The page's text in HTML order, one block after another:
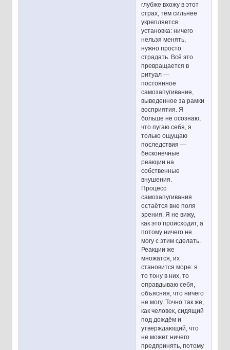
глубже вхожу в этот
страх, тем сильнее
укрепляется
установка: ничего
нельзя менять,
нужно просто
страдать. Всё это
превращается в
ритуал —
постоянное
самозапугивание,
выведенное за рамки
восприятия. Я
больше не осознаю,
что пугаю себя, я
только ощущаю
последствия —
бесконечные
реакции на
собственные
внушения.
Процесс
самозапугивания
остаётся вне поля
зрения. Я не вижу,
как это происходит, а
потому ничего не
могу с этим сделать.
Реакции же
множатся, их
становится море: я
то тону в них, то
оправдываю себя,
объясняя, что ничего
не могу. Точно так же,
как человек, сидящий
под дождём и
утверждающий, что
не может ничего
предпринять, потому